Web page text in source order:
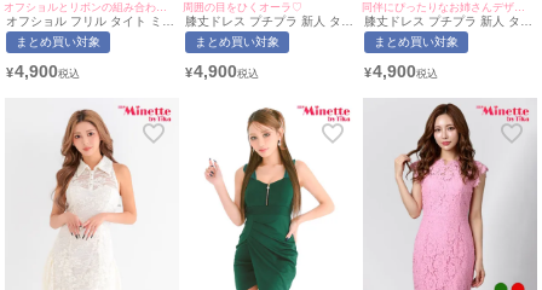
オフショル フリル タイト ミニ
ドレス (みのり着用/S~XXLサ
イズ対応) | myMinette/マイミ
まとめ買い対象
¥4,900
周囲の目をひくオーラ♡
膝丈ドレス プチプラ 新人 タイ
ト ワンピース ノースリーブ 低
身長 胸元隠し ベルト付き スナ
レス (みのり着用/S~XLサイズ
まとめ買い対象
¥4,900
同伴にぴったりなお姉さんデザイン♡
膝丈ドレス プチプラ 新人 タイ
ト ワンピース ノースリーブ 低
身長 胸元隠し ベルト付き スナ
ス (ちぴたん着用/S~XLサイズ
ト
まとめ買い対象
¥4,900